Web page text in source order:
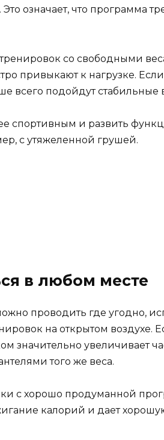
Это означает, что программа
со свободными
привыкают к нагрузке.
всего подойдут стабильные
спортивным и развить
с утяжеленной грушей.
в любом месте
проводить где угодно,
на открытом
значительно увеличивает
того же веса.
с хорошо продуманной
калорий и дает